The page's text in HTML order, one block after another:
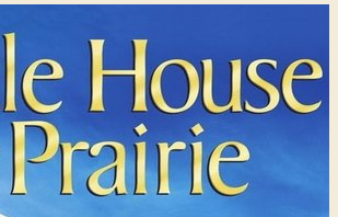
בית קטן בערבה